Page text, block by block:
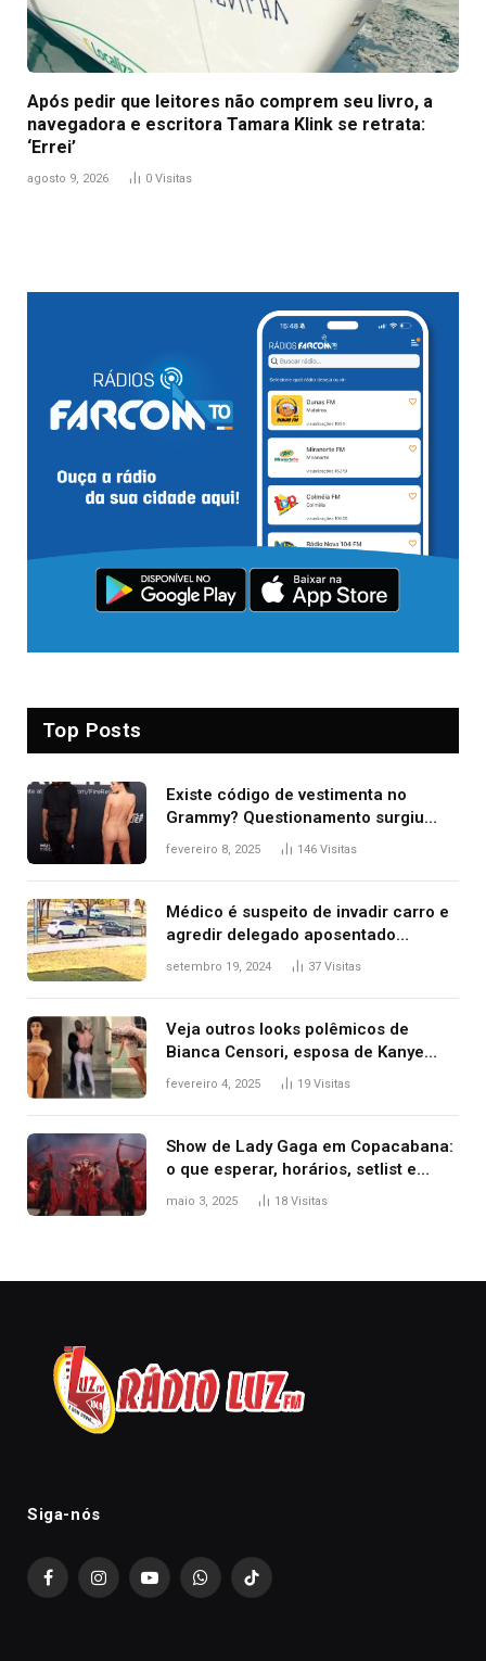
Após pedir que leitores não comprem seu livro, a
navegadora e escritora Tamara Klink se retrata:
‘Errei’
agosto 9, 2026 0 Visitas
Top Posts
Existe código de vestimenta no
Grammy? Questionamento surgiu
após Bianca Censori, mulher de
fevereiro 8, 2025 146 Visitas
Médico é suspeito de invadir carro e
agredir delegado aposentado
durante confusão no trânsito
setembro 19, 2024 37 Visitas
Veja outros looks polêmicos de
Bianca Censori, esposa de Kanye
West que apareceu nua no Grammy
fevereiro 4, 2025 19 Visitas
Show de Lady Gaga em Copacabana:
o que esperar, horários, setlist e
onde assistir
maio 3, 2025 18 Visitas
Siga-nós
FacebookInstagramYouTubeWhatsAppTikTok